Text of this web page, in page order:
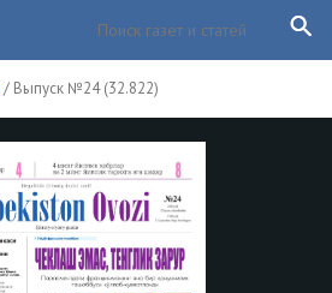
/ Выпуск №24 (32.822)